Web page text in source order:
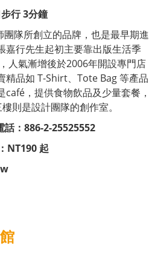
行 3分鐘
隊所創立的品牌，也是最早期進
嘉行先生起初主要靠出版生活季
人氣漸增後於2006年開設專門店
精品如 T-Shirt、Tote Bag 等產品
，提供食物飲品及少量套餐，
則是設計團隊的創作室。
話：886-2-25525552
NT190 起